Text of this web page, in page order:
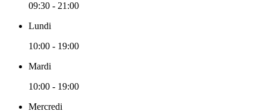
09:30 - 21:00
Lundi
10:00 - 19:00
Mardi
10:00 - 19:00
Mercredi